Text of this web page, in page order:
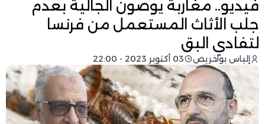
فيديو.. مغاربة يوصون الجالية بعدم
جلب الأثاث المستعمل من فرنسا
لتفادي البق
إلياس بواخريص 03 أكتوبر 2023 - 22:00